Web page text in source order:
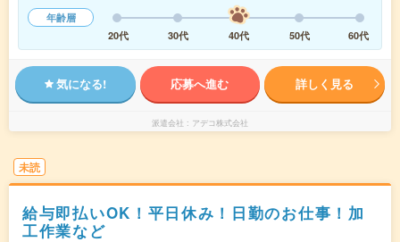
年齢層
20代
30代 40代 50代 60代
気になる! 応募へ進む 詳しく見る
派遣会社 アデコ株式会社
未読
給与即払いOK！平日休み！日勤のお仕事！加
工作業など